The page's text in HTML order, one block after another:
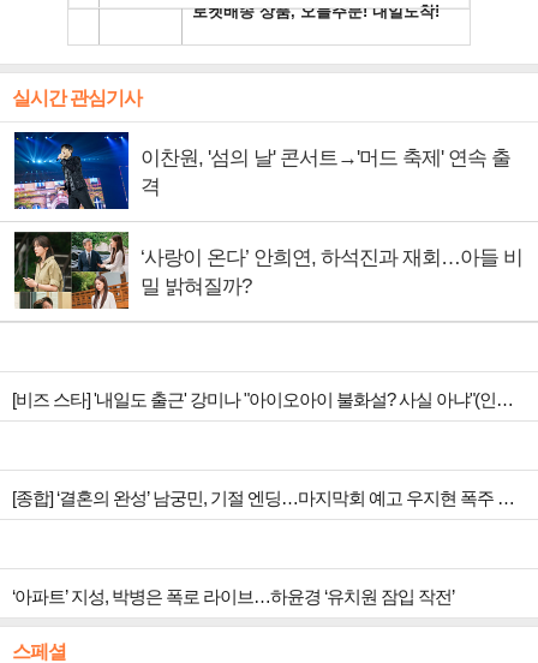
실시간 관심기사
이찬원, '섬의 날' 콘서트→'머드 축제' 연속 출
격
‘사랑이 온다’ 안희연, 하석진과 재회…아들 비
밀 밝혀질까?
[비즈 스타] '내일도 출근' 강미나 "아이오아이 불화설? 사실 아냐"(인터뷰)
[종합] ‘결혼의 완성’ 남궁민, 기절 엔딩…마지막회 예고 우지현 폭주 결말은?
‘아파트’ 지성, 박병은 폭로 라이브…하윤경 ‘유치원 잠입 작전’
스페셜